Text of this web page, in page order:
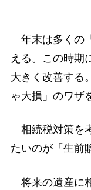
年末は多くの
える。この時期
大きく改善する
ゃ大損」のワザ
相続税対策を
たいのが「生前
将来の遺産に